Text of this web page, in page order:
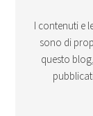
I contenuti e
sono di
questo